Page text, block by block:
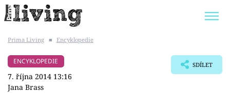
BYDLENÍ SLAVNÝCH
Prima Living ■ Encyklopedie
ENCYKLOPEDIE
7. října 2014 13:16
Jana Brass
SDÍLET